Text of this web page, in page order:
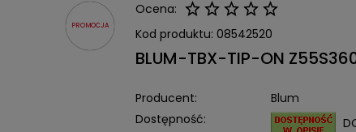
PROMOCJA
Ocena:
Kod produktu: 08542520
BLUM-TBX-TIP-ON
Producent:
Blum
Dostępność: